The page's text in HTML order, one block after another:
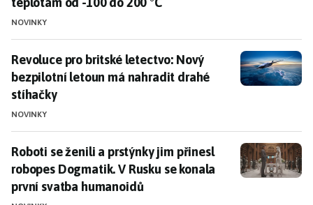
NOVINKY
Revoluce pro britské letectvo: Nový bezpilotní
Revoluce pro britské letectvo: Nový
bezpilotní letoun má nahradit drahé
stíhačky
NOVINKY
Roboti se ženili a prstýnky jim přinesl robopes
Roboti se ženili a prstýnky jim přinesl
robopes Dogmatik. V Rusku se konala
první svatba humanoidů